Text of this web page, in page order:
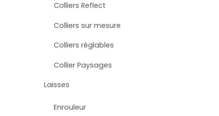
Colliers Reflect
Colliers sur mesure
Colliers réglables
Collier Paysages
Laisses
Enrouleur